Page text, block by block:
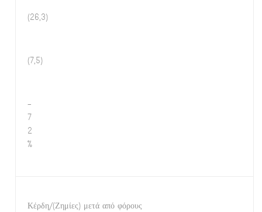
(26,3)
(7,5)
-
7
2
%
Κέρδη/(Ζημίες) μετά από φόρους